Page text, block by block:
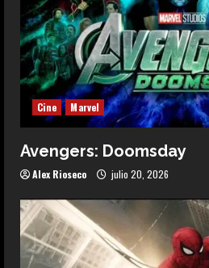
Cine Marvel
Avengers: Doomsday
Alex Rioseco julio 20, 2026